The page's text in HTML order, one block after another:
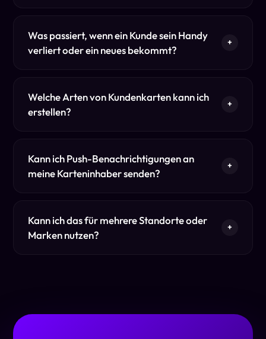
Was passiert, wenn ein Kunde sein Handy
verliert oder ein neues bekommt?
+
Welche Arten von Kundenkarten kann ich
erstellen?
+
Kann ich Push-Benachrichtigungen an
meine Karteninhaber senden?
+
Kann ich das für mehrere Standorte oder
Marken nutzen?
+